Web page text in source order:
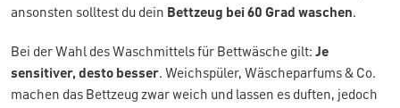
ansonsten solltest du dein Bettzeug bei 60 Grad waschen.
Bei der Wahl des Waschmittels für Bettwäsche gilt: Je
sensitiver, desto besser. Weichspüler, Wäscheparfums & Co.
machen das Bettzeug zwar weich und lassen es duften, jedoch